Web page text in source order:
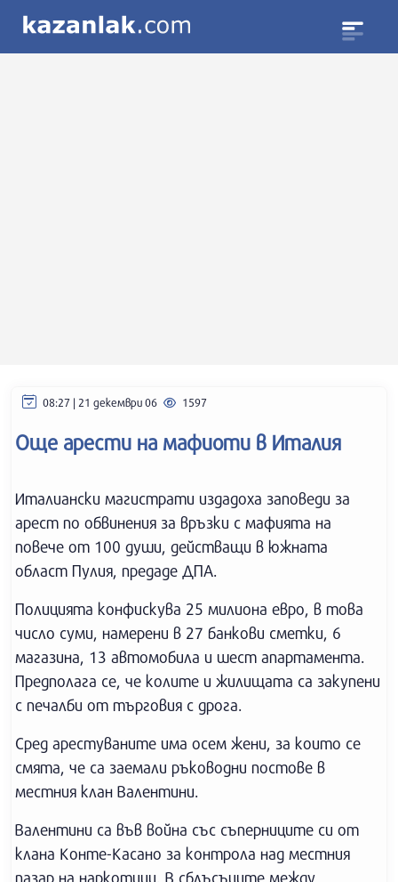
08:27 | 21 декември 06 1597
Още арести на мафиоти в Италия
Италиански магистрати издадоха заповеди за
арест по обвинения за връзки с мафията на
повече от 100 души, действащи в южната
област Пулия, предаде ДПА.
Полицията конфискува 25 милиона евро, в това
число суми, намерени в 27 банкови сметки, 6
магазина, 13 автомобила и шест апартамента.
Предполага се, че колите и жилищата са закупени
с печалби от търговия с дрога.
Сред арестуваните има осем жени, за които се
смята, че са заемали ръководни постове в
местния клан Валентини.
Валентини са във война със съперниците си от
клана Конте-Касано за контрола над местния
пазар на наркотици. В сблъсъците между